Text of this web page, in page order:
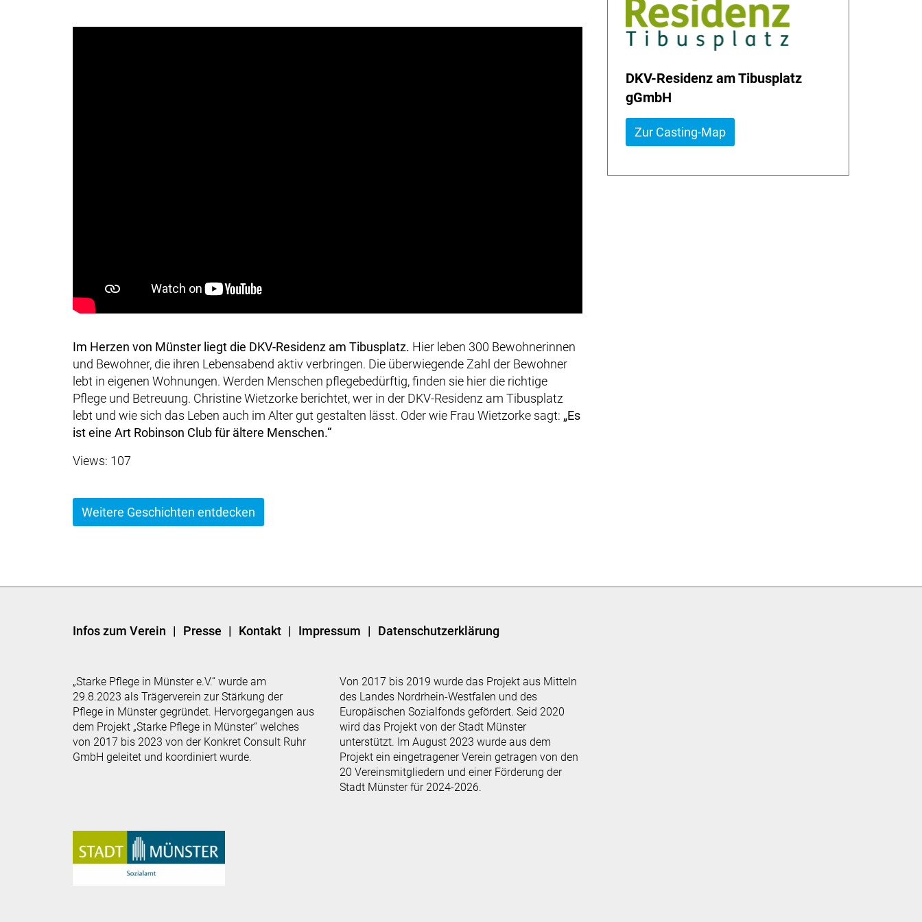
Im Herzen von Münster liegt die DKV-Residenz am Tibusplatz. Hier leben 300 Bewohnerinnen
und Bewohner, die ihren Lebensabend aktiv verbringen. Die überwiegende Zahl der Bewohner
lebt in eigenen Wohnungen. Werden Menschen pflegebedürftig, finden sie hier die richtige
Pflege und Betreuung. Christine Wietzorke berichtet, wer in der DKV-Residenz am Tibusplatz
lebt und wie sich das Leben auch im Alter gut gestalten lässt. Oder wie Frau Wietzorke sagt: „Es
ist eine Art Robinson Club für ältere Menschen.“
Views: 107
Weitere Geschichten entdecken
DKV-Residenz am Tibusplatz
gGmbH
Zur Casting-Map
Infos zum Verein Presse Kontakt Impressum Datenschutzerklärung
„Starke Pflege in Münster e.V.“ wurde am
29.8.2023 als Trägerverein zur Stärkung der
Pflege in Münster gegründet. Hervorgegangen aus
dem Projekt „Starke Pflege in Münster“ welches
von 2017 bis 2023 von der Konkret Consult Ruhr
GmbH geleitet und koordiniert wurde.
Von 2017 bis 2019 wurde das Projekt aus Mitteln
des Landes Nordrhein-Westfalen und des
Europäischen Sozialfonds gefördert. Seid 2020
wird das Projekt von der Stadt Münster
unterstützt. Im August 2023 wurde aus dem
Projekt ein eingetragener Verein getragen von den
20 Vereinsmitgliedern und einer Förderung der
Stadt Münster für 2024-2026.